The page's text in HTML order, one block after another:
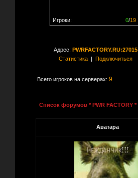
0/19
Игроки:
Адрес: PWRFACTORY.RU:27015
Статистика| Подключиться
Всего игроков на серверах: 9
Список форумов * PWR FACTORY *
Аватара